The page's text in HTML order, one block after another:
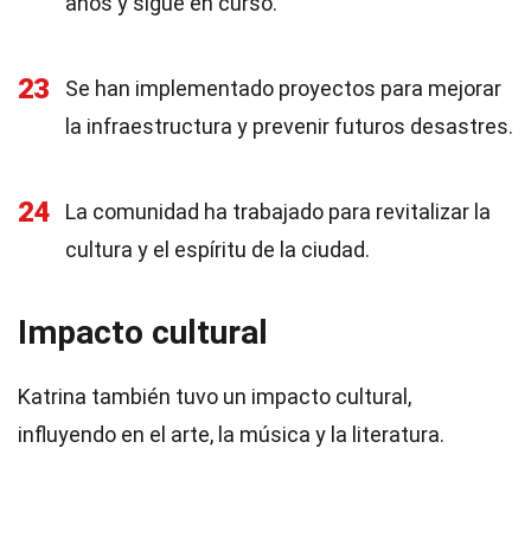
23
Se han implementado proyectos para mejorar
la infraestructura y prevenir futuros desastres.
24
La comunidad ha trabajado para revitalizar la
cultura y el espíritu de la ciudad.
Impacto cultural
Katrina también tuvo un impacto cultural,
influyendo en el arte, la música y la literatura.